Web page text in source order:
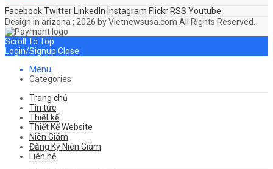
FacebookTwitter LinkedIn Instagram Flickr RSS Youtube
Design in arizona ; 2026 by Vietnewsusa.com All Rights Reserved.
Scroll To Top
Login/Signup Close
Menu
Categories
Trang chủ
Tin tức
Thiết kế
Thiết Kế Website
Niên Giám
Đăng Ký Niên Giám
Liên hệ